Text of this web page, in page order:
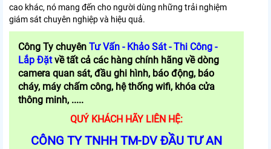
cao khác, nó mang đến cho người dùng những trải nghiệm
giám sát chuyên nghiệp và hiệu quả.
Công Ty chuyên Tư Vấn - Khảo Sát - Thi Công -
Lắp Đặtvề tất cả các hàng chính hãng về dòng
camera quan sát, đầu ghi hình, báo động, báo
cháy, máy chấm công, hệ thống wifi, khóa cửa
thông minh, .....
QUÝ KHÁCH HÃY LIÊN HỆ:
CÔNG TY TNHH TM-DV ĐẦU TƯ AN